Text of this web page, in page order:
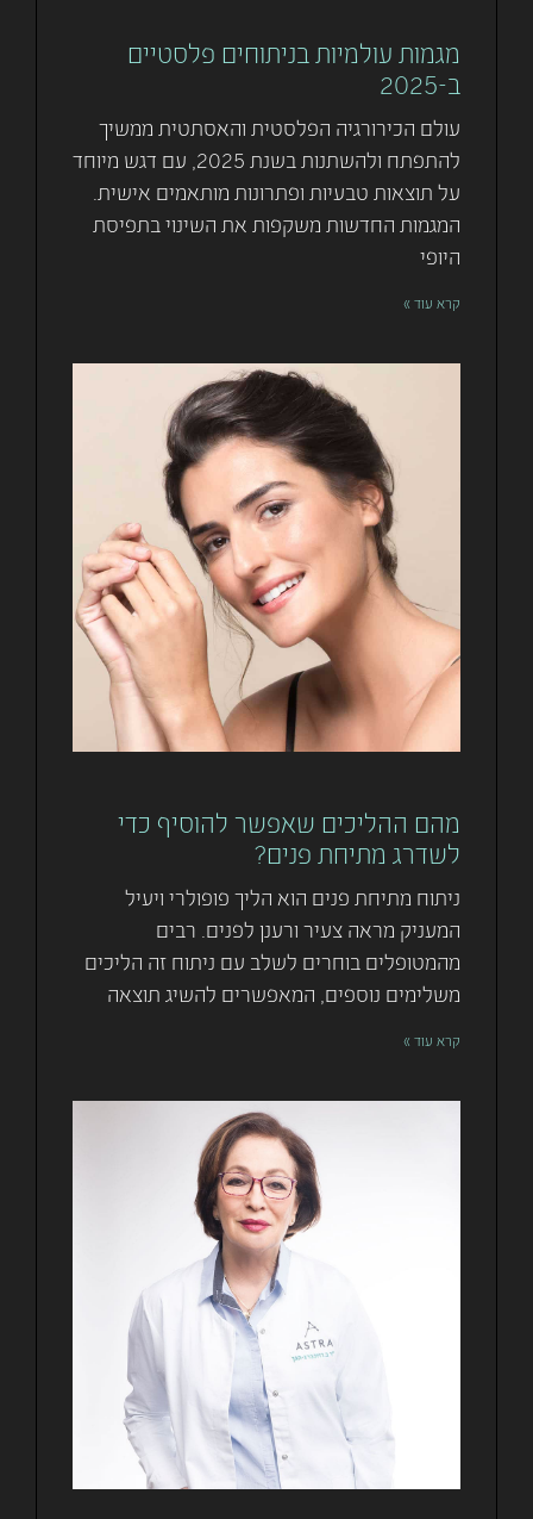
מגמות עולמיות בניתוחים פלסטיים
ב-2025
עולם הכירורגיה הפלסטית והאסתטית ממשיך
להתפתח ולהשתנות בשנת 2025, עם דגש מיוחד
על תוצאות טבעיות ופתרונות מותאמים אישית.
המגמות החדשות משקפות את השינוי בתפיסת
היופי
קרא עוד »
מהם ההליכים שאפשר להוסיף כדי
לשדרג מתיחת פנים?
ניתוח מתיחת פנים הוא הליך פופולרי ויעיל
המעניק מראה צעיר ורענן לפנים. רבים
מהמטופלים בוחרים לשלב עם ניתוח זה הליכים
משלימים נוספים, המאפשרים להשיג תוצאה
קרא עוד »